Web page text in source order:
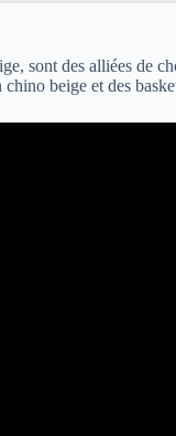
sont des alliées de
beige et des